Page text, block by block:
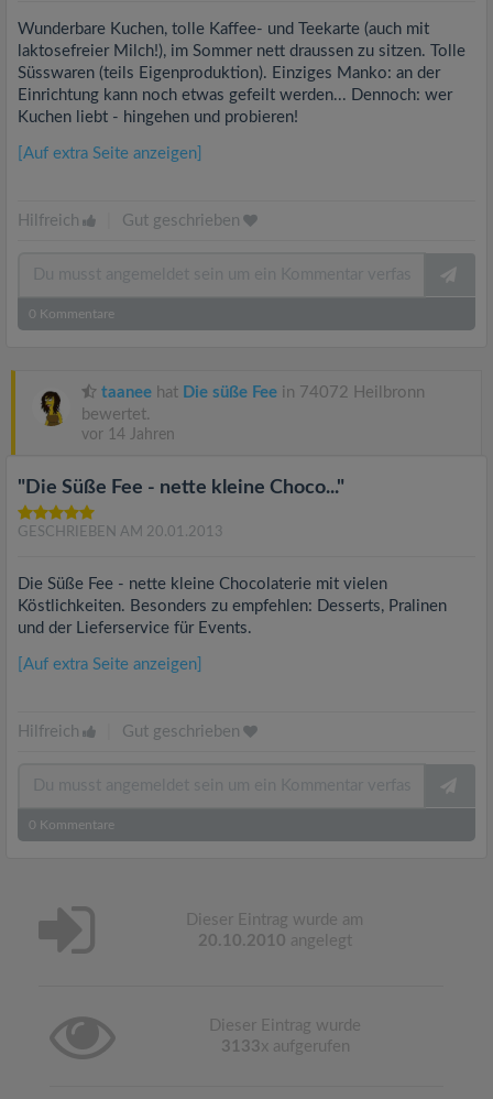
Wunderbare Kuchen, tolle Kaffee- und Teekarte (auch mit
laktosefreier Milch!), im Sommer nett draussen zu sitzen. Tolle
Süsswaren (teils Eigenproduktion). Einziges Manko: an der
Einrichtung kann noch etwas gefeilt werden... Dennoch: wer
Kuchen liebt - hingehen und probieren!
[Auf extra Seite anzeigen]
Hilfreich Gut geschrieben
0 Kommentare
taanee hat Die süße Fee in 74072 Heilbronn
bewertet.
vor 14 Jahren
"Die Süße Fee - nette kleine Choco..."
GESCHRIEBEN AM 20.01.2013
Die Süße Fee - nette kleine Chocolaterie mit vielen
Köstlichkeiten. Besonders zu empfehlen: Desserts, Pralinen
und der Lieferservice für Events.
[Auf extra Seite anzeigen]
Hilfreich Gut geschrieben
0 Kommentare
Dieser Eintrag wurde am
20.10.2010 angelegt
Dieser Eintrag wurde
3133x aufgerufen